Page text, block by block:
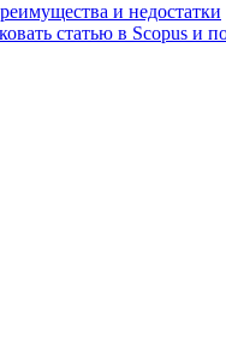
и недостатки
статью в Scopus и